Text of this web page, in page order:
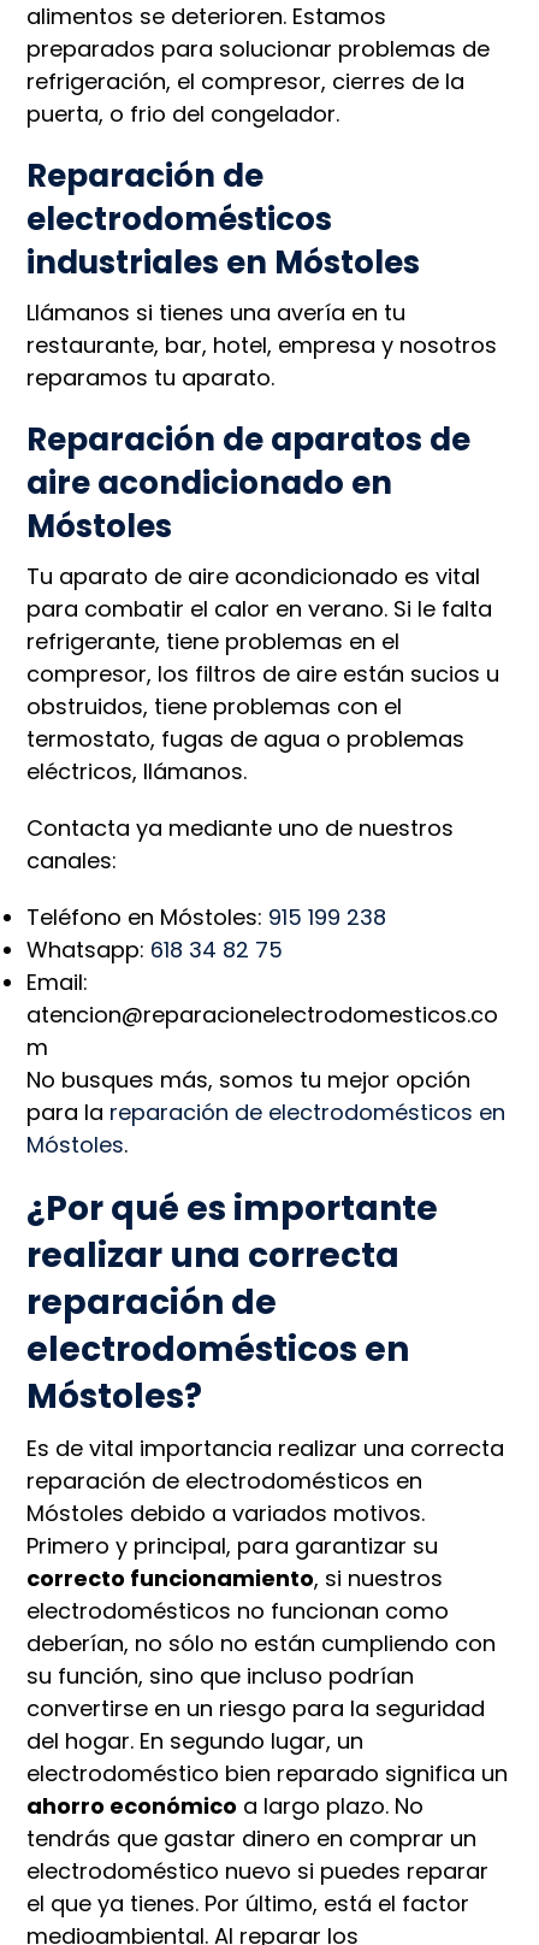
alimentos se deterioren. Estamos
preparados para solucionar problemas de
refrigeración, el compresor, cierres de la
puerta, o frio del congelador.
Reparación de
electrodomésticos
industriales en Móstoles
Llámanos si tienes una avería en tu
restaurante, bar, hotel, empresa y nosotros
reparamos tu aparato.
Reparación de aparatos de
aire acondicionado en
Móstoles
Tu aparato de aire acondicionado es vital
para combatir el calor en verano. Si le falta
refrigerante, tiene problemas en el
compresor, los filtros de aire están sucios u
obstruidos, tiene problemas con el
termostato, fugas de agua o problemas
eléctricos, llámanos.
Contacta ya mediante uno de nuestros
canales:
Teléfono en Móstoles: 915 199 238
Whatsapp: 618 34 82 75
Email:
atencion@reparacionelectrodomesticos.co
m
No busques más, somos tu mejor opción
para la reparación de electrodomésticos en
Móstoles.
¿Por qué es importante
realizar una correcta
reparación de
electrodomésticos en
Móstoles?
Es de vital importancia realizar una correcta
reparación de electrodomésticos en
Móstoles debido a variados motivos.
Primero y principal, para garantizar su
correcto funcionamiento, si nuestros
electrodomésticos no funcionan como
deberían, no sólo no están cumpliendo con
su función, sino que incluso podrían
convertirse en un riesgo para la seguridad
del hogar. En segundo lugar, un
electrodoméstico bien reparado significa un
ahorro económico a largo plazo. No
tendrás que gastar dinero en comprar un
electrodoméstico nuevo si puedes reparar
el que ya tienes. Por último, está el factor
medioambiental. Al reparar los